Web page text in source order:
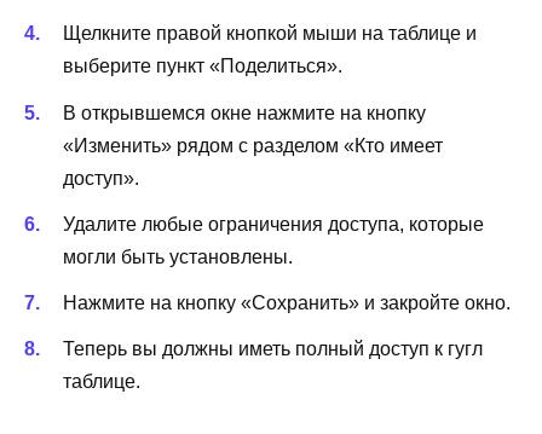
Щелкните правой кнопкой мыши на таблице и
выберите пункт «Поделиться».
В открывшемся окне нажмите на кнопку
«Изменить» рядом с разделом «Кто имеет
доступ».
Удалите любые ограничения доступа, которые
могли быть установлены.
Нажмите на кнопку «Сохранить» и закройте окно.
Теперь вы должны иметь полный доступ к гугл
таблице.